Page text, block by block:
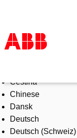
Products &
Industries
Services
About us
Where to buy
Čeština
Chinese
Dansk
Deutsch
Deutsch (Schweiz)